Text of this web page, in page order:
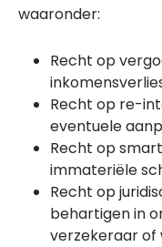
waaronder:
Recht op
Recht op re-
eventuele
Recht op
immateriële
Recht op
behartigen in
verzekeraar of